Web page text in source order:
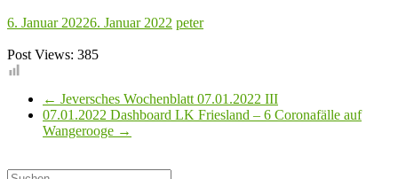
6. Januar 20226. Januar 2022 peter
Post Views: 385
← Jeversches Wochenblatt 07.01.2022 III
07.01.2022 Dashboard LK Friesland – 6 Coronafälle auf
Wangerooge →